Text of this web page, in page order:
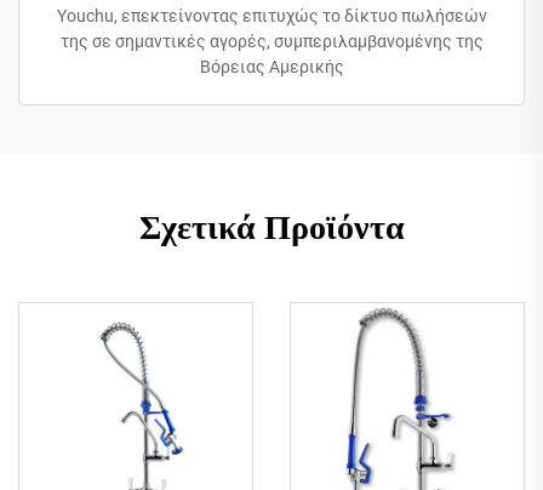
Youchu, επεκτείνοντας επιτυχώς το δίκτυο πωλήσεών
της σε σημαντικές αγορές, συμπεριλαμβανομένης της
Βόρειας Αμερικής
Σχετικά Προϊόντα